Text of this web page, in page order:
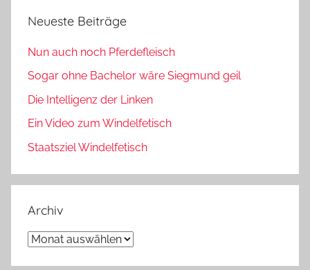
Neueste Beiträge
Nun auch noch Pferdefleisch
Sogar ohne Bachelor wäre Siegmund geil
Die Intelligenz der Linken
Ein Video zum Windelfetisch
Staatsziel Windelfetisch
Archiv
Archiv